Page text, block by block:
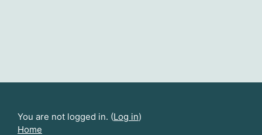
You are not logged in. (Log in)
Home